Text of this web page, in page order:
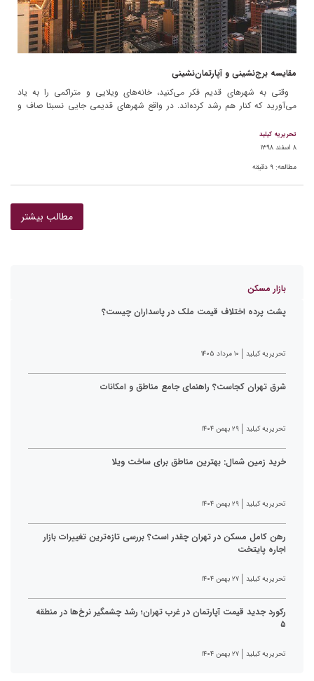
مقایسه برج‌نشینی و آپارتمان‌نشینی
وقتی به شهرهای قدیم فکر می‌کنید، خانه‌های ویلایی و متراکمی را به یاد
می‌آورید که کنار هم رشد کرده‌اند. در واقع شهرهای قدیمی جایی نسبتا صاف و
تحریریه کیلید
۸ اسفند ۱۳۹۸
مطالعه: ۹ دقیقه
مطالب بیشتر
بازار مسکن
پشت پرده اختلاف قیمت ملک در پاسداران چیست؟
تحریریه کیلید ۱۰ مرداد ۱۴۰۵
شرق تهران کجاست؟ راهنمای جامع مناطق و امکانات
تحریریه کیلید ۲۹ بهمن ۱۴۰۴
خرید زمین شمال: بهترین مناطق برای ساخت ویلا
تحریریه کیلید ۲۹ بهمن ۱۴۰۴
رهن کامل مسکن در تهران چقدر است؟ بررسی تازه‌ترین تغییرات بازار
اجاره پایتخت
تحریریه کیلید ۲۷ بهمن ۱۴۰۴
رکورد جدید قیمت آپارتمان در غرب تهران؛ رشد چشمگیر نرخ‌ها در منطقه
۵
تحریریه کیلید ۲۷ بهمن ۱۴۰۴